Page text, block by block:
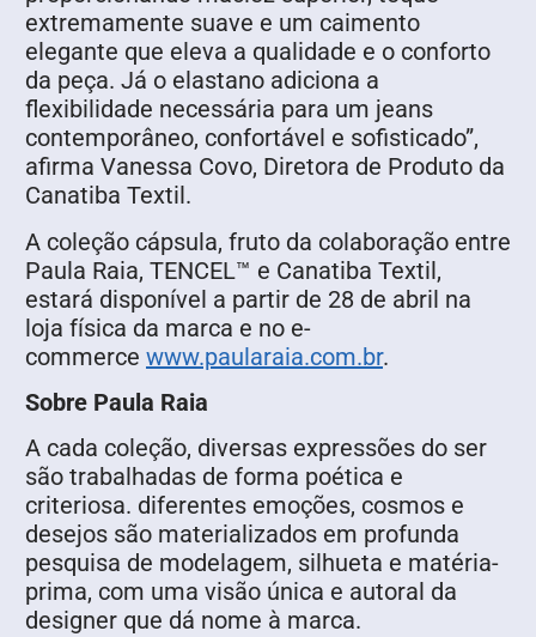
extremamente suave e um caimento
elegante que eleva a qualidade e o conforto
da peça. Já o elastano adiciona a
flexibilidade necessária para um jeans
contemporâneo, confortável e sofisticado”,
afirma Vanessa Covo, Diretora de Produto da
Canatiba Textil.
A coleção cápsula, fruto da colaboração entre
Paula Raia, TENCEL™ e Canatiba Textil,
estará disponível a partir de 28 de abril na
loja física da marca e no e-
commerce www.paularaia.com.br.
Sobre Paula Raia
A cada coleção, diversas expressões do ser
são trabalhadas de forma poética e
criteriosa. diferentes emoções, cosmos e
desejos são materializados em profunda
pesquisa de modelagem, silhueta e matéria-
prima, com uma visão única e autoral da
designer que dá nome à marca.